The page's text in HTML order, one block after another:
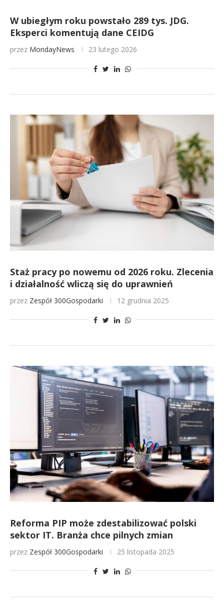
W ubiegłym roku powstało 289 tys. JDG.
Eksperci komentują dane CEIDG
przez MondayNews 23 lutego 2026
Staż pracy po nowemu od 2026 roku. Zlecenia
i działalność wliczą się do uprawnień
przez Zespół 300Gospodarki 12 grudnia 2025
Reforma PIP może zdestabilizować polski
sektor IT. Branża chce pilnych zmian
przez Zespół 300Gospodarki 25 listopada 2025